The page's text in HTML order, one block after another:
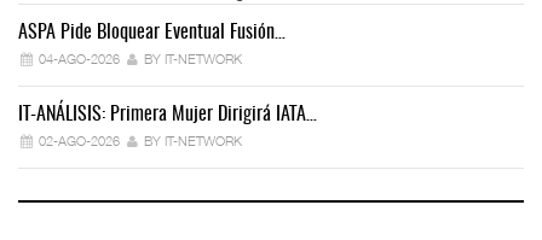
ASPA Pide Bloquear Eventual Fusión…
04-AGO-2026 BY IT-NETWORK
IT-ANÁLISIS: Primera Mujer Dirigirá IATA…
02-AGO-2026 BY IT-NETWORK